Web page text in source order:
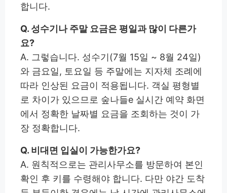
합니다.
Q. 성수기나 주말 요금은 평일과 많이 다른가
요?
A. 그렇습니다. 성수기(7월 15일 ~ 8월 24일)
와 금요일, 토요일 등 주말에는 지자체 조례에
따라 인상된 요금이 적용됩니다. 객실 평형별
로 차이가 있으므로 숲나들e 실시간 예약 화면
에서 정확한 날짜별 요금을 조회하는 것이 가
장 정확합니다.
Q. 비대면 입실이 가능한가요?
A. 원칙적으로는 관리사무소를 방문하여 본인
확인 후 키를 수령해야 합니다. 다만 야간 도착